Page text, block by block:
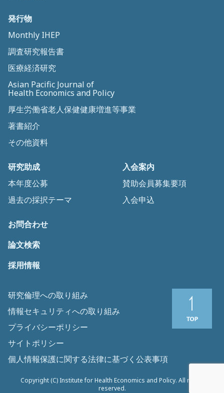
発行物
Monthly IHEP
調査研究報告書
医療経済研究
Asian Pacific Journal of
Health Economics and Policy
厚生労働省老人保健健康増進等事業
著書紹介
その他資料
研究助成
本年度公募
過去の採択テーマ
入会案内
賛助会員募集要項
入会申込
お問合わせ
論文検索
採用情報
研究倫理への取り組み
情報セキュリティへの取り組み
プライバシーポリシー
サイトポリシー
個人情報保護に関する法律に基づく公表事項
Copyright (C) Institute for Health Economics and Policy. All rights
reserved.